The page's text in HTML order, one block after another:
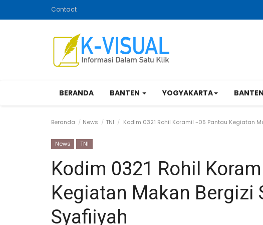
Contact
BERANDA BANTEN YOGYAKARTA BANTEN
Beranda News TNI Kodim 0321 Rohil Koramil -05 Pantau Kegiatan
News TNI
Kodim 0321 Rohil
Kegiatan Makan Bergizi
Syafiiyah